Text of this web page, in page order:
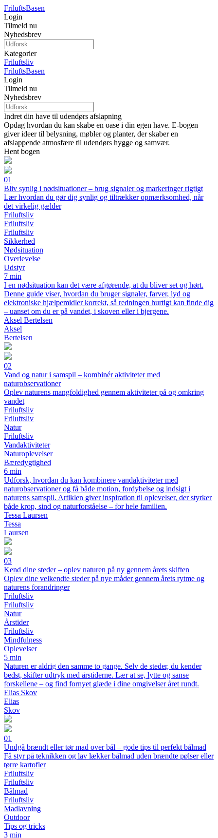
FriluftsBasen
Login
Tilmeld nu
Nyhedsbrev
Kategorier
Friluftsliv
FriluftsBasen
Login
Tilmeld nu
Nyhedsbrev
Indret din have til udendørs afslapning
Opdag hvordan du kan skabe en oase i din egen have. E-bogen
giver ideer til belysning, møbler og planter, der skaber en
afslappende atmosfære til udendørs hygge og samvær.
Hent bogen
01
Bliv synlig i nødsituationer – brug signaler og markeringer rigtigt
Lær hvordan du gør dig synlig og tiltrækker opmærksomhed, når
det virkelig gælder
Friluftsliv
Friluftsliv
Friluftsliv
Sikkerhed
Nødsituation
Overlevelse
Udstyr
7 min
I en nødsituation kan det være afgørende, at du bliver set og hørt.
Denne guide viser, hvordan du bruger signaler, farver, lyd og
elektroniske hjælpemidler korrekt, så redningen hurtigt kan finde dig
– uanset om du er på vandet, i skoven eller i bjergene.
Aksel Bertelsen
Aksel
Bertelsen
02
Vand og natur i samspil – kombinér aktiviteter med
naturobservationer
Oplev naturens mangfoldighed gennem aktiviteter på og omkring
vandet
Friluftsliv
Friluftsliv
Natur
Friluftsliv
Vandaktiviteter
Naturoplevelser
Bæredygtighed
6 min
Udforsk, hvordan du kan kombinere vandaktiviteter med
naturobservationer og få både motion, fordybelse og indsigt i
naturens samspil. Artiklen giver inspiration til oplevelser, der styrker
både krop, sind og naturforståelse – for hele familien.
Tessa Laursen
Tessa
Laursen
03
Kend dine steder – oplev naturen på ny gennem årets skiften
Oplev dine velkendte steder på nye måder gennem årets rytme og
naturens forandringer
Friluftsliv
Friluftsliv
Natur
Årstider
Friluftsliv
Mindfulness
Oplevelser
5 min
Naturen er aldrig den samme to gange. Selv de steder, du kender
bedst, skifter udtryk med årstiderne. Lær at se, lytte og sanse
forskellene – og find fornyet glæde i dine omgivelser året rundt.
Elias Skov
Elias
Skov
01
Undgå brændt eller tør mad over bål – gode tips til perfekt bålmad
Få styr på teknikken og lav lækker bålmad uden brændte pølser eller
tørre kartofler
Friluftsliv
Friluftsliv
Bålmad
Friluftsliv
Madlavning
Outdoor
Tips og tricks
3 min